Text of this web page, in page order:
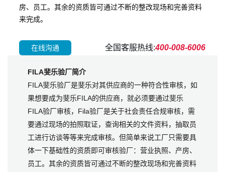
房、员工。其余的资质皆可通过不断的整改现场和完善资料
来完成。
在线沟通 全国客服热线:400-008-6006
FILA斐乐验厂简介
FILA斐乐验厂是斐乐对其供应商的一种符合性审核，如
果想要成为斐乐FILA的供应商，就必须要通过斐乐
FILA验厂审核，Fila验厂是关于社会责任合规审核，需
要通过现场的拍照取证，查询相关的文件资料，抽取员
工进行访谈等等来完成审核。但简单来说工厂只需要具
体一下基础性的资质即可审核验厂：营业执照、产房、
员工。其余的资质皆可通过不断的整改现场和完善资料